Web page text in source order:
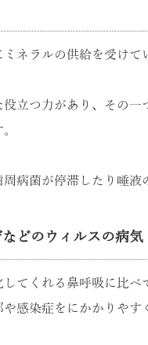
ネラルの供給を受けて
立つ力があり、その
病菌が停滞したり唾
どのウィルスの病気
してくれる鼻呼吸に比
感染症をにかかりや